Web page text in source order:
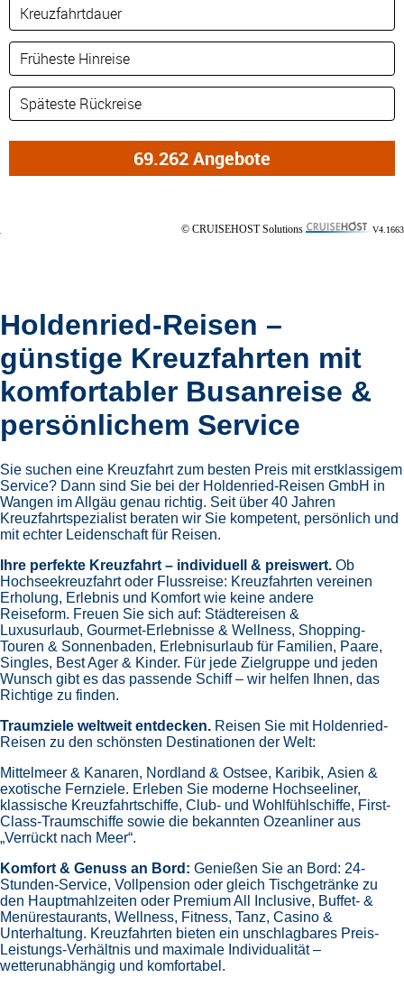
© CRUISEHOST Solutions V4.1663
Holdenried-Reisen –
günstige Kreuzfahrten mit
komfortabler Busanreise &
persönlichem Service
Sie suchen eine Kreuzfahrt zum besten Preis mit erstklassigem
Service? Dann sind Sie bei der Holdenried-Reisen GmbH in
Wangen im Allgäu genau richtig. Seit über 40 Jahren
Kreuzfahrtspezialist beraten wir Sie kompetent, persönlich und
mit echter Leidenschaft für Reisen.
Ihre perfekte Kreuzfahrt – individuell & preiswert. Ob
Hochseekreuzfahrt oder Flussreise: Kreuzfahrten vereinen
Erholung, Erlebnis und Komfort wie keine andere
Reiseform. Freuen Sie sich auf: Städtereisen &
Luxusurlaub, Gourmet-Erlebnisse & Wellness, Shopping-
Touren & Sonnenbaden, Erlebnisurlaub für Familien, Paare,
Singles, Best Ager & Kinder. Für jede Zielgruppe und jeden
Wunsch gibt es das passende Schiff – wir helfen Ihnen, das
Richtige zu finden.
Traumziele weltweit entdecken. Reisen Sie mit Holdenried-
Reisen zu den schönsten Destinationen der Welt:
Mittelmeer & Kanaren, Nordland & Ostsee, Karibik, Asien &
exotische Fernziele. Erleben Sie moderne Hochseeliner,
klassische Kreuzfahrtschiffe, Club- und Wohlfühlschiffe, First-
Class-Traumschiffe sowie die bekannten Ozeanliner aus
„Verrückt nach Meer“.
Komfort & Genuss an Bord: Genießen Sie an Bord: 24-
Stunden-Service, Vollpension oder gleich Tischgetränke zu
den Hauptmahlzeiten oder Premium All Inclusive, Buffet- &
Menürestaurants, Wellness, Fitness, Tanz, Casino &
Unterhaltung. Kreuzfahrten bieten ein unschlagbares Preis-
Leistungs-Verhältnis und maximale Individualität –
wetterunabhängig und komfortabel.